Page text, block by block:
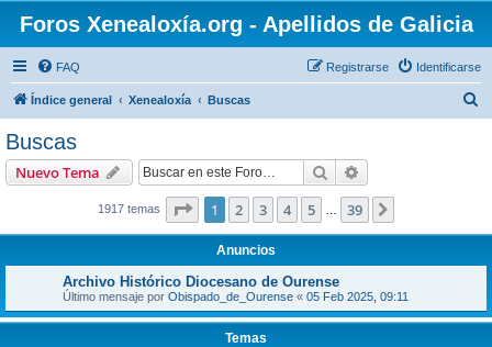
Foros Xenealoxía.org - Apellidos de Galicia
FAQ Identificarse
Registrarse
Índice general Xenealoxía Buscas
Buscas
Nuevo Tema Buscar
1917 temas Página de 39
1 2 3 4 5 39
Anuncios
Archivo Histórico Diocesano de Ourense
Último mensaje por Obispado_de_Ourense « 05 Feb 2025, 09:11
Temas